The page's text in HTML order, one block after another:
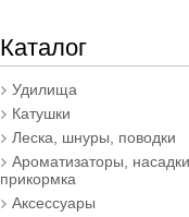
Каталог
Удилища
Катушки
Леска, шнуры, поводки
Ароматизаторы, насадки,
прикормка
Аксессуары